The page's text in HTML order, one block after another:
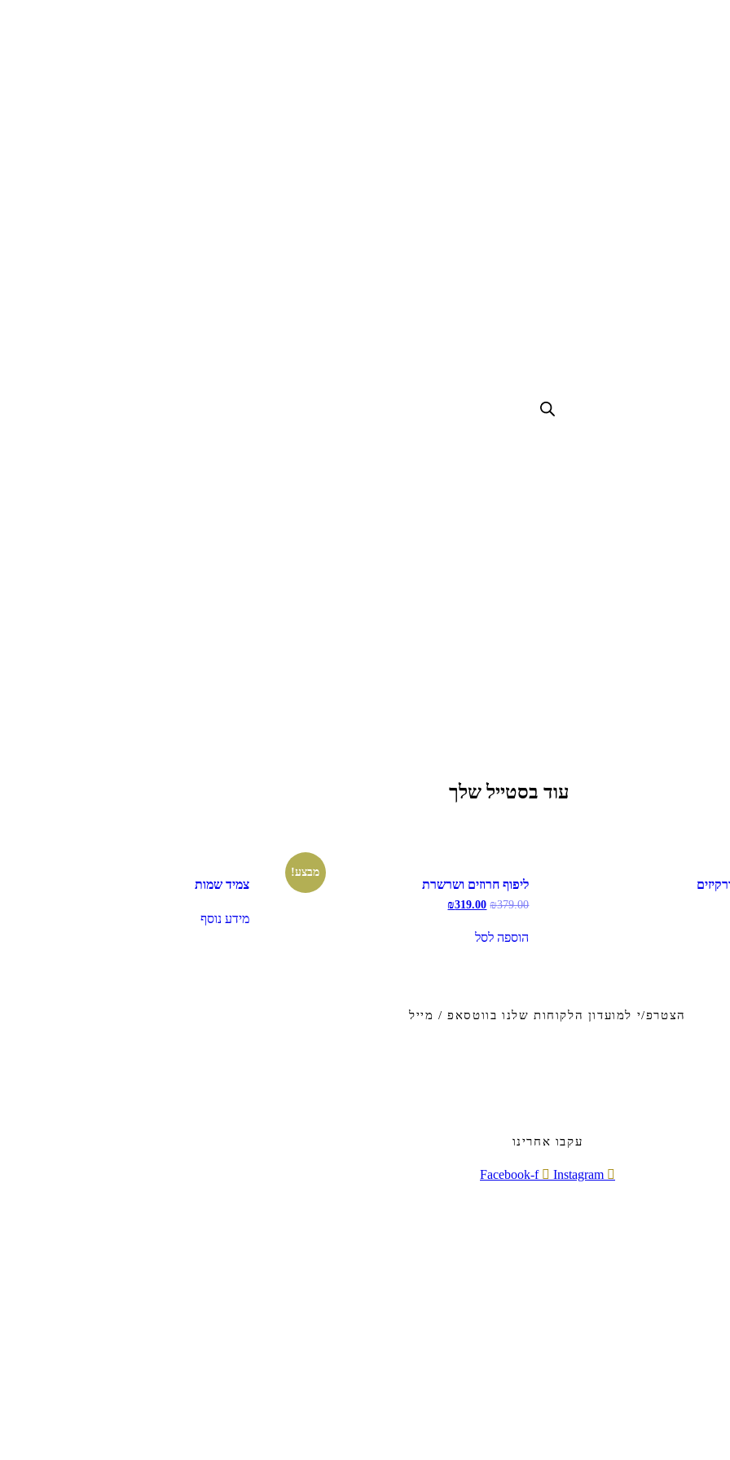
עוד בסטייל שלך
מבצע!
ליפוף חרוזים ושרשרת
₪379.00
המחיר
היה:
₪379.00.
₪319.00 המחיר
הוספה לסל
צמיד שמות
מידע נוסף
הצטרפ/י למועדון הלקוחות שלנו בווטסאפ / מייל
עקבו אחרינו
Facebook-f Instagram